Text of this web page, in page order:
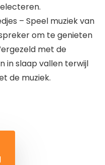
– Speel muziek van
om te genieten
met de
in slaap vallen terwijl
de muziek.